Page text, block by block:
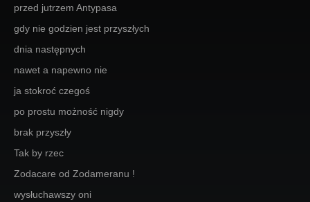
Więcej
Login
przed jutrzem Antypasa
gdy nie godzien jest przyszłych
dnia następnych
nawet a napewno nie
ja stokroć czegoś
po prostu możność nigdy
brak przyszły
Tak by rzec
Zodacare od Zodameranu !
wysłuchawszy oni